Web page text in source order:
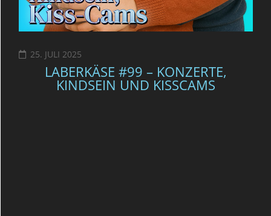
25. JULI 2025
LABERKÄSE #99 – KONZERTE,
KINDSEIN UND KISSCAMS